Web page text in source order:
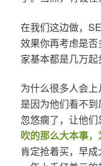
在我们这边做，
效果你再考虑是
家基本都是几万起
为什么很多人会上
是因为他们看不
忽悠瘸了，让他们
吹的那么大本事，
肯定抢着买，早